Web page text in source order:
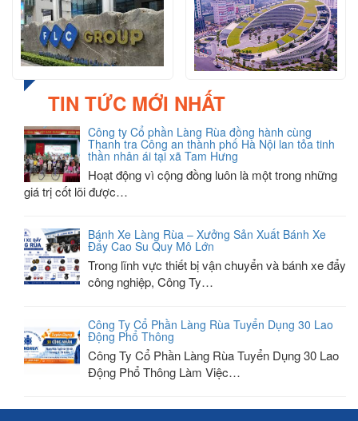
TIN TỨC MỚI NHẤT
Công ty Cổ phần Làng Rùa đồng hành cùng
Thanh tra Công an thành phố Hà Nội lan tỏa tinh
thần nhân ái tại xã Tam Hưng
Hoạt động vì cộng đồng luôn là một trong những
giá trị cốt lõi được…
Bánh Xe Làng Rùa – Xưởng Sản Xuất Bánh Xe
Đẩy Cao Su Quy Mô Lớn
Trong lĩnh vực thiết bị vận chuyển và bánh xe đẩy
công nghiệp, Công Ty…
Công Ty Cổ Phần Làng Rùa Tuyển Dụng 30 Lao
Động Phổ Thông
Công Ty Cổ Phần Làng Rùa Tuyển Dụng 30 Lao
Động Phổ Thông Làm Việc…